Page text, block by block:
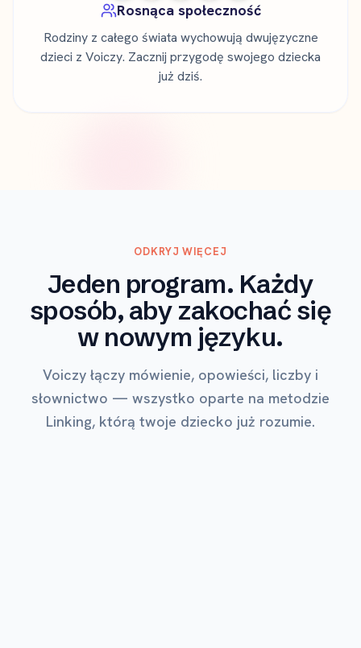
Rosnąca społeczność
Rodziny z całego świata wychowują dwujęzyczne
dzieci z Voiczy. Zacznij przygodę swojego dziecka
już dziś.
ODKRYJ WIĘCEJ
Jeden program. Każdy
sposób, aby zakochać się
w nowym języku.
Voiczy łączy mówienie, opowieści, liczby i
słownictwo — wszystko oparte na metodzie
Linking, którą twoje dziecko już rozumie.